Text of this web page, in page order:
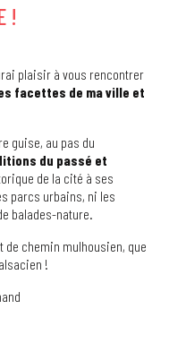
!
plaisir à vous rencontrer
facettes de ma ville et
guise, au pas du
du passé et
de la cité à ses
parcs urbains, ni les
balades-nature.
de chemin mulhousien, que
!